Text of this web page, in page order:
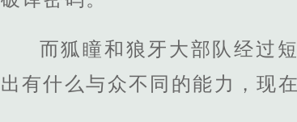
而狐瞳和狼牙大部队经过
出有什么与众不同的能力，现